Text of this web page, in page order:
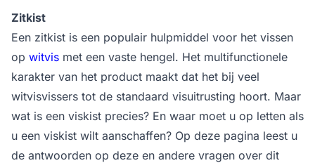
Zitkist
Een zitkist is een populair hulpmiddel voor het vissen
op witvis met een vaste hengel. Het multifunctionele
karakter van het product maakt dat het bij veel
witvisvissers tot de standaard visuitrusting hoort. Maar
wat is een viskist precies? En waar moet u op letten als
u een viskist wilt aanschaffen? Op deze pagina leest u
de antwoorden op deze en andere vragen over dit